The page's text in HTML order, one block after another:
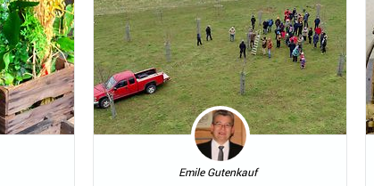
Emile Gutenkauf